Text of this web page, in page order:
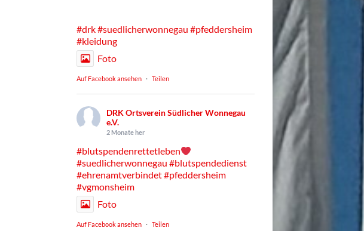
#drk#suedlicherwonnegau #pfeddersheim
#kleidung
Foto
Auf Facebook ansehen · Teilen
DRK Ortsverein Südlicher Wonnegau
e.V.
2 Monate her
#blutspendenrettetleben
#suedlicherwonnegau #blutspendedienst
#ehrenamtverbindet#pfeddersheim
#vgmonsheim
Foto
Auf Facebook ansehen · Teilen